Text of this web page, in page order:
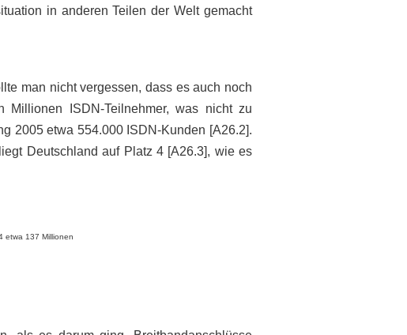
in anderen Teilen der Welt gemacht
man nicht vergessen, dass es auch noch
ISDN-Teilnehmer, was nicht zu
2005 etwa 554.000 ISDN-Kunden [A26.2].
Deutschland auf Platz 4 [A26.3], wie es
etwa 137 Millionen